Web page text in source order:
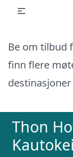
Be om tilbud
finn flere
destinasjoner
Thon
La
stedet
eller
enten